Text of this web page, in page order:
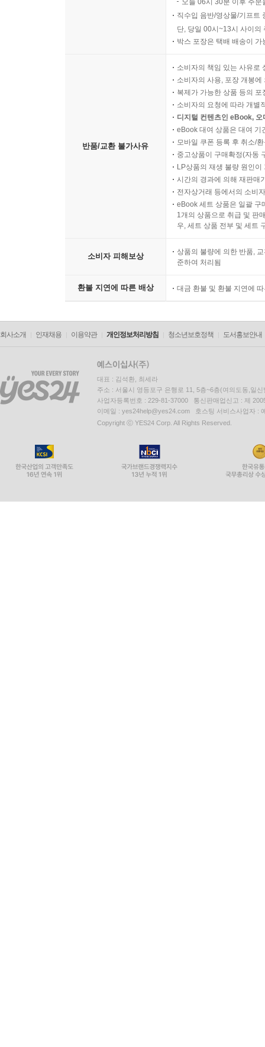
오늘 06시 30분 이후 주
직수입 음반/영상물/기프트
단, 당일 00시~13시 사이의
박스 포장은 택배 배송이
반품/교환 불가사유
소비자의 책임 있는 사유로
소비자의 사용, 포장 개봉
복제가 가능한 상품 등의
소비자의 요청에 따라 개별
디지털 컨텐츠인 eBook,
eBook 대여 상품은 대여 기
모바일 쿠폰 등록 후 취소/
중고상품이 구매확정(자동
LP상품의 재생 불량 원인
시간의 경과에 의해 재판매
전자상거래 등에서의 소비
eBook 세트 상품은 일괄 구
1개의 상품으로 취급 및 판
우, 세트 상품 전부 및 세트
소비자 피해보상
상품의 불량에 의한 반품,
준하여 처리됨
환불 지연에 따른 배상 대금 환불 및 환불 지연에
회사소개 인재채용 이용약관 개인정보처리방침 청소년보호정책 도서홍보안내
대표 : 김석환, 최세라
주소 : 서울시 영등포구 은행로 11, 5층~6층(여의도동,일신
사업자등록번호 : 229-81-37000 통신판매업신고 : 제
이메일 : yes24help@yes24.com 호스팅 서비스사업자 :
Copyright ⓒ YES24 Corp. All Rights Reserved.